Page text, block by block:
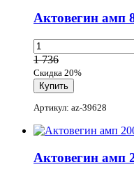
Актовегин амп
1 736
Скидка 20%
Артикул: az-39628
Актовегин амп